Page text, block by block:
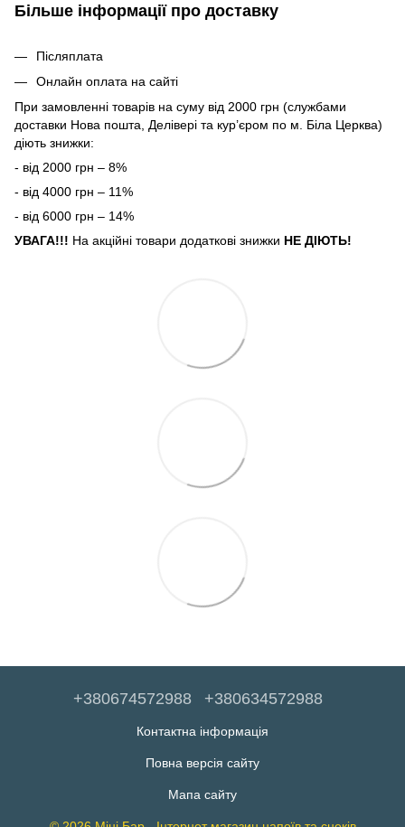
Більше інформації про доставку
Післяплата
Онлайн оплата на сайті
При замовленні товарів на суму від 2000 грн (службами
доставки Нова пошта, Делівері та кур’єром по м. Біла Церква)
діють знижки:
- від 2000 грн – 8%
- від 4000 грн – 11%
- від 6000 грн – 14%
УВАГА!!! На акційні товари додаткові знижки НЕ ДІЮТЬ!
+380674572988 +380634572988
Контактна інформація
Повна версія сайту
Мапа сайту